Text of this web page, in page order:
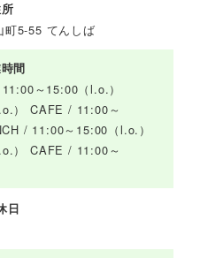
町5-55 てんしば
間
～15:00（l.o.）
） CAFE / 11:00～
/ 11:00～15:00（l.o.）
） CAFE / 11:00～
日